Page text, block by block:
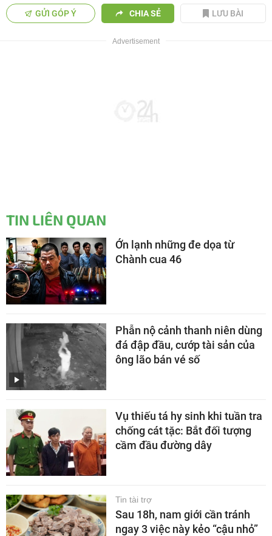
GỬI GÓP Ý CHIA SẺ LƯU BÀI
TIN LIÊN QUAN
Ớn lạnh những đe dọa từ
Chành cua 46
Phẫn nộ cảnh thanh niên dùng
đá đập đầu, cướp tài sản của
ông lão bán vé số
Vụ thiếu tá hy sinh khi tuần tra
chống cát tặc: Bắt đối tượng
cầm đầu đường dây
Tin tài trợ
Sau 18h, nam giới cần tránh
ngay 3 việc này kẻo “cậu nhỏ”